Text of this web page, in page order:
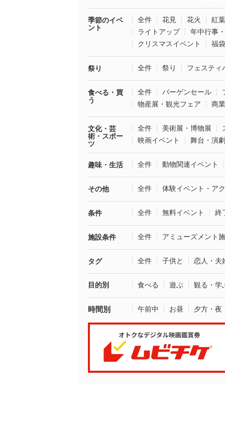
季節のイベ
ント
全件 花見 花火
紅葉
ライトアップ
年中行事
クリスマスイベント
福
祭り 全件 祭り フェスティ
食べる・買
う
全件 バーゲンセール
物産展・観光フェア
商
文化・芸
術・スポー
ツ
全件 美術展・博物展
映画イベント
舞台・演劇
趣味・生活 全件 動物関連イベント
その他 全件 体験イベント・ア
条件 全件 無料イベント 終
施設条件 全件 アミューズメント
タグ 全件 子供と 恋人・夫
目的別 食べる 遊ぶ 観る・学
時間別 午前中 お昼 夕方・夜